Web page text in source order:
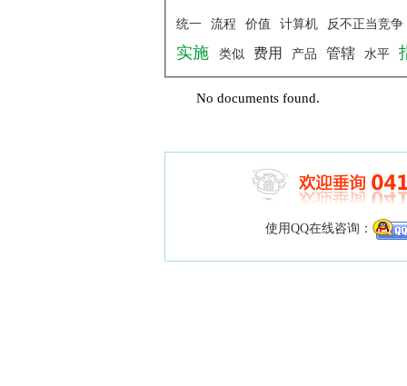
统一 流程 价值 计算机 反不正当竞争
实施 类似 费用 产品 管辖 水平
No documents found.
使用QQ在线咨询：